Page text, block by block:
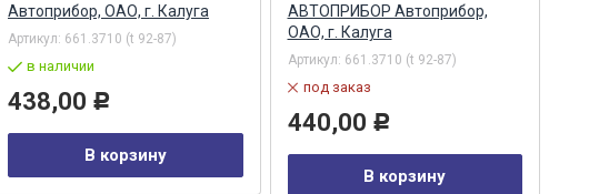
Автоприбор, ОАО, г. Калуга
Артикул: 661.3710 (t 92-87)
в наличии
438,00 Р
В корзину
АВТОПРИБОР Автоприбор,
ОАО, г. Калуга
Артикул: 661.3710 (t 92-87)
под заказ
440,00 Р
В корзину